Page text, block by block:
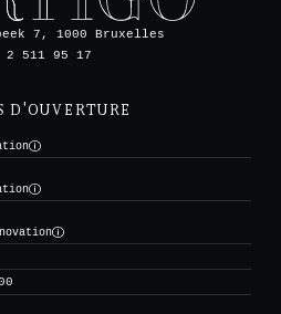
7, 1000 Bruxelles
2 511 95 17
D'OUVERTURE